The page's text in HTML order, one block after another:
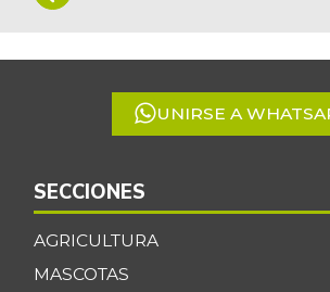
5
UNIRSE A
SECCIONES
AGRICULTURA
MASCOTAS